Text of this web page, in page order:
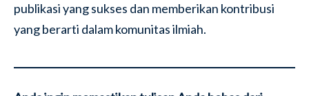
publikasi yang sukses dan memberikan kontribusi
yang berarti dalam komunitas ilmiah.